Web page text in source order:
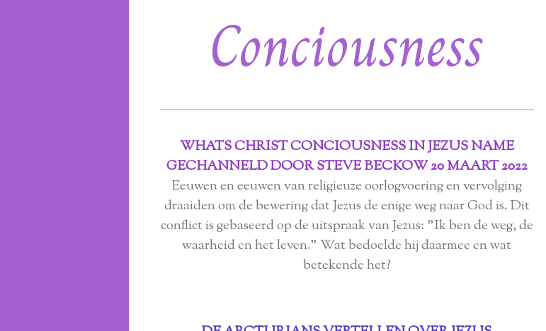
Conciousness
WHATS CHRIST CONCIOUSNESS IN JEZUS NAME
GECHANNELD DOOR STEVE BECKOW 20 MAART 2022
Eeuwen en eeuwen van religieuze oorlogvoering en vervolging
draaiden om de bewering dat Jezus de enige weg naar God is. Dit
conflict is gebaseerd op de uitspraak van Jezus: "Ik ben de weg, de
waarheid en het leven." Wat bedoelde hij daarmee en wat
betekende het?